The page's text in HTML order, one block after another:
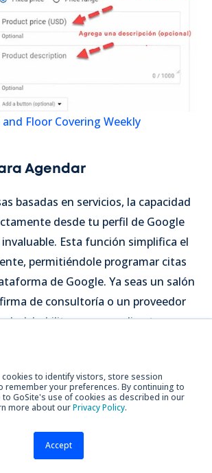
to identify vistors, store session
remember your preferences. By continuing to
GoSite's use of cookies as described in our
more about ourPrivacy Policy.
Accept
Floor Covering Weekly
Agendar
basadas en servicios, la capacidad
desde tu perfil de Google
invaluable. Esta función simplifica el
permitiéndole programar citas
de Google. Ya seas un salón
de consultoría o un proveedor
habilitar reservas directas
las conversiones y mejorar la
de Google
de Google son una excelente
a tu audiencia informada y